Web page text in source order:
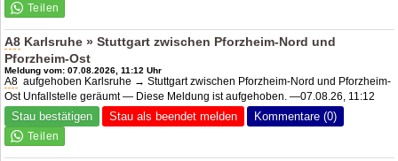
A8 Karlsruhe » Stuttgart zwischen Pforzheim-Nord und
Pforzheim-Ost
Meldung vom: 07.08.2026, 11:12 Uhr
A8 aufgehoben Karlsruhe → Stuttgart zwischen Pforzheim-Nord und Pforzheim-
Ost Unfallstelle geräumt — Diese Meldung ist aufgehoben. —07.08.26, 11:12
Stau bestätigen Stau als beendet melden Kommentare (0)